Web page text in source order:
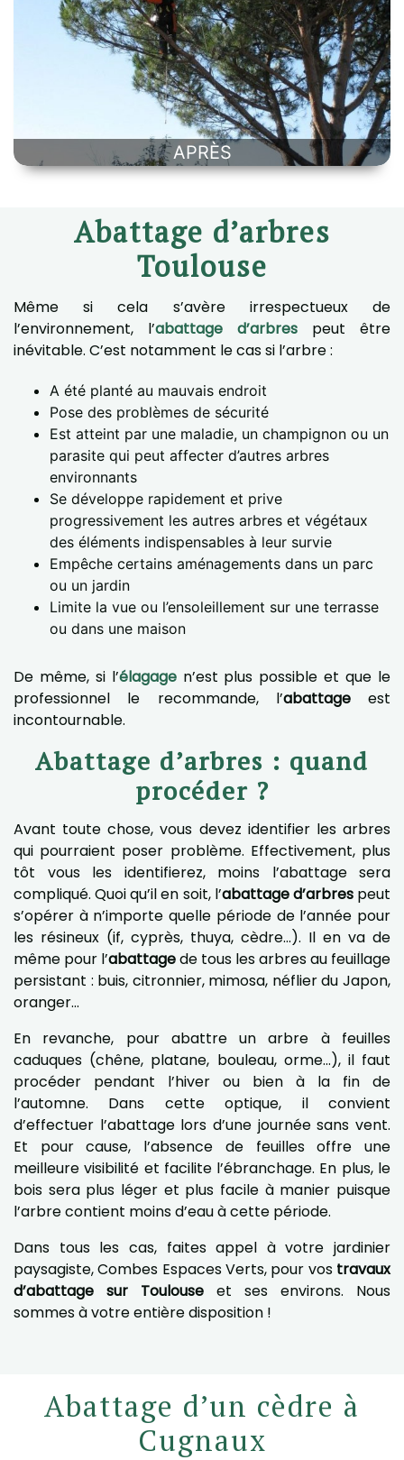
APRÈS
Abattage d’arbres
Toulouse
Même si cela s’avère irrespectueux de
l’environnement, l’abattage d’arbres peut être
inévitable. C’est notamment le cas si l’arbre :
A été planté au mauvais endroit
Pose des problèmes de sécurité
Est atteint par une maladie, un champignon ou un
parasite qui peut affecter d’autres arbres
environnants
Se développe rapidement et prive
progressivement les autres arbres et végétaux
des éléments indispensables à leur survie
Empêche certains aménagements dans un parc
ou un jardin
Limite la vue ou l’ensoleillement sur une terrasse
ou dans une maison
De même, si l’élagagen’est plus possible et que le
professionnel le recommande, l’abattageest
incontournable.
Abattage d’arbres : quand
procéder ?
Avant toute chose, vous devez identifier les arbres
qui pourraient poser problème. Effectivement, plus
tôt vous les identifierez, moins l’abattage sera
compliqué. Quoi qu’il en soit, l’abattage d’arbrespeut
s’opérer à n’importe quelle période de l’année pour
les résineux (if, cyprès, thuya, cèdre...). Il en va de
même pour l’abattagede tous les arbres au feuillage
persistant : buis, citronnier, mimosa, néflier du Japon,
oranger...
En revanche, pour abattre un arbre à feuilles
caduques (chêne, platane, bouleau, orme...), il faut
procéder pendant l’hiver ou bien à la fin de
l’automne. Dans cette optique, il convient
d’effectuer l’abattage lors d’une journée sans vent.
Et pour cause, l’absence de feuilles offre une
meilleure visibilité et facilite l’ébranchage. En plus, le
bois sera plus léger et plus facile à manier puisque
l’arbre contient moins d’eau à cette période.
Dans tous les cas, faites appel à votre jardinier
paysagiste, Combes Espaces Verts, pour vos travaux
d’abattage sur Toulouse et ses environs. Nous
sommes à votre entière disposition !
Abattage d’un cèdre à
Cugnaux